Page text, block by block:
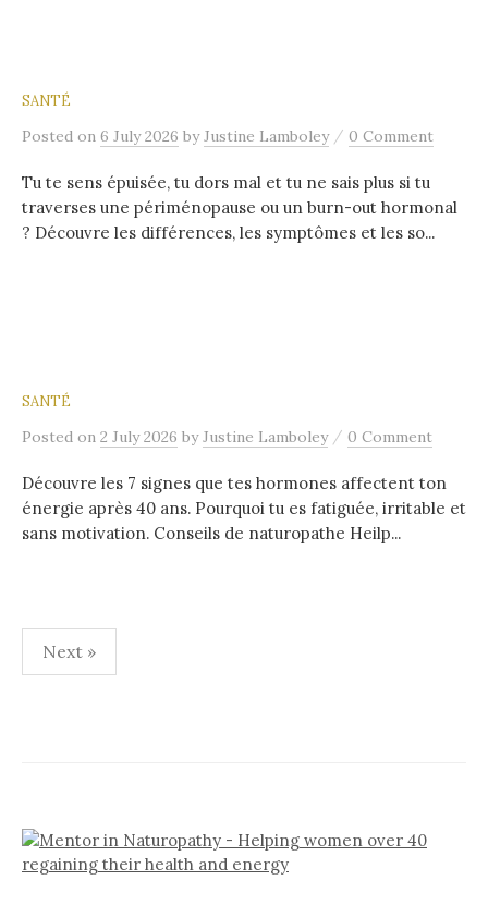
SANTÉ
Posted on 6 July 2026 byJustine Lamboley / 0 Comment
Tu te sens épuisée, tu dors mal et tu ne sais plus si tu
traverses une périménopause ou un burn-out hormonal
? Découvre les différences, les symptômes et les so...
SANTÉ
Posted on 2 July 2026 byJustine Lamboley / 0 Comment
Découvre les 7 signes que tes hormones affectent ton
énergie après 40 ans. Pourquoi tu es fatiguée, irritable et
sans motivation. Conseils de naturopathe Heilp...
Next »